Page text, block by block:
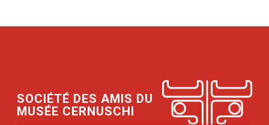
SOCIÉTÉ DES AMIS DU
MUSÉE CERNUSCHI